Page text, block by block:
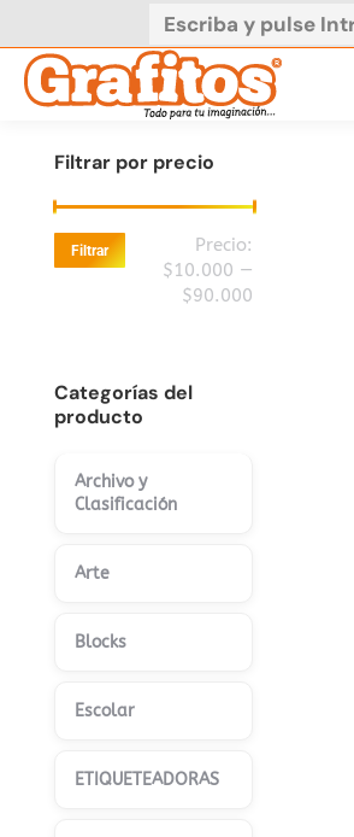
Buscar:
Filtrar por precio
Filtrar
Precio:
$10.000 —
$90.000
Categorías del
producto
Archivo y
Clasificación
Arte
Blocks
Escolar
ETIQUETEADORAS